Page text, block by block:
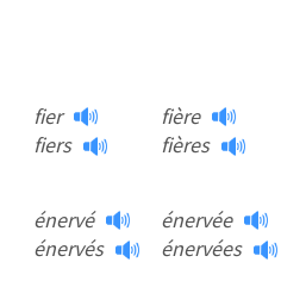
fier
fiers
fière
fières
énervé
énervés
énervée
énervées